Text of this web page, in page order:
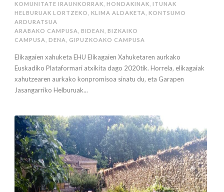
KOMUNITATE IRAUNKORRAK HONDAKINAK ITUNAK
HELBURUAK LORTZEKO
KLIMA ALDAKETA
KONTSUMO
ARDURATSUA
ARABAKO CAMPUSA
BIDEAN
BIZKAIKO
CAMPUSA
DENA GIPUZKOAKO CAMPUSA
Elikagaien xahuketa EHU Elikagaien Xahuketaren aurkako
Euskadiko Plataformari atxikita dago 2020tik. Horrela, elikagaiak
xahutzearen aurkako konpromisoa sinatu du, eta Garapen
Jasangarriko Helburuak...